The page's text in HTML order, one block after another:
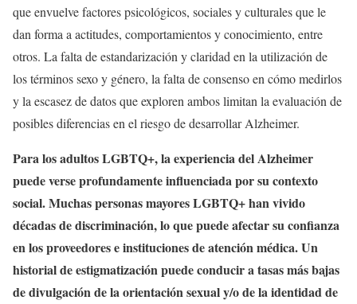
que envuelve factores psicológicos, sociales y culturales que le
dan forma a actitudes, comportamientos y conocimiento, entre
otros. La falta de estandarización y claridad en la utilización de
los términos sexo y género, la falta de consenso en cómo medirlos
y la escasez de datos que exploren ambos limitan la evaluación de
posibles diferencias en el riesgo de desarrollar Alzheimer.
Para los adultos LGBTQ+, la experiencia del Alzheimer
puede verse profundamente influenciada por su contexto
social. Muchas personas mayores LGBTQ+ han vivido
décadas de discriminación, lo que puede afectar su confianza
en los proveedores e instituciones de atención médica. Un
historial de estigmatización puede conducir a tasas más bajas
de divulgación de la orientación sexual y/o de la identidad de